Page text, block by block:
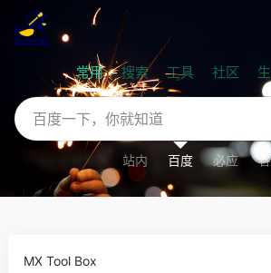
常用 搜索 工具 社区
站内 百度 必应
MX Tool Box